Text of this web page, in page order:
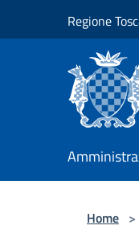
Regione
Home >